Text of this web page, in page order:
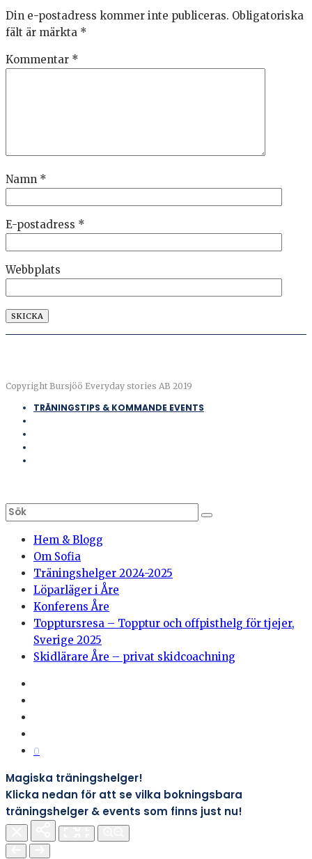
Din e-postadress kommer inte publiceras. Obligatoriska
fält är märkta *
Kommentar *
Namn *
E-postadress *
Webbplats
Copyright Bursjöö Everyday stories AB 2019
TRÄNINGSTIPS & KOMMANDE EVENTS
Hem & Blogg
Om Sofia
Träningshelger 2024-2025
Löparläger i Åre
Konferens Åre
Topptursresa – Topptur och offpisthelg för tjejer,
Sverige 2025
Skidlärare Åre – privat skidcoachning
0
Magiska träningshelger!
Klicka nedan för att se vilka bokningsbara
träningshelger & events som finns just nu!